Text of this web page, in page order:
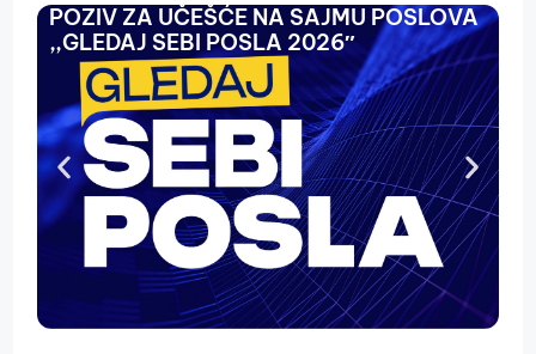
POZIV ZA UČEŠĆE NA SAJMU POSLOVA
,,GLEDAJ SEBI POSLA 2026″